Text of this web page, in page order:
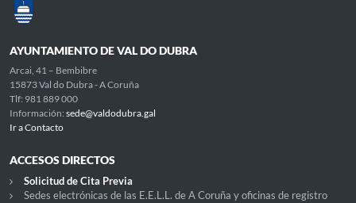
AYUNTAMIENTO DE VAL DO DUBRA
Arcai, 41 – Bembibre
15873 Val do Dubra - A Coruña
Tlf: 981 889 000
Información: sede@valdodubra.gal
Ir a Contacto
ACCESOS DIRECTOS
Solicitud de Cita Previa
Sedes electrónicas de las E.E.L.L. de A Coruña y oficinas de registro